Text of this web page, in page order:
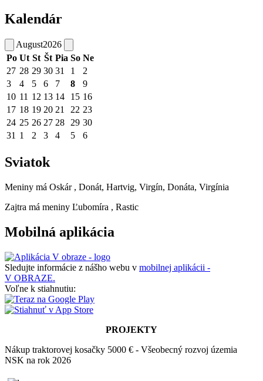
Kalendár
August2026
Po Ut St Št Pia So Ne
27 28 29 30 31 1
2
3
4 5 6 7 8
9
10 11 12 13 14 15 16
17 18 19 20 21 22 23
24 25 26 27 28 29 30
31 1 2 3 4 5 6
Sviatok
Meniny má Oskár , Donát, Hartvig, Virgín, Donáta, Virgínia
Zajtra má meniny Ľubomíra , Rastic
Mobilná aplikácia
Sledujte informácie z nášho webu v mobilnej aplikácii -
V OBRAZE.
Voľne k stiahnutiu:
PROJEKTY
Nákup traktorovej kosačky 5000 € - Všeobecný rozvoj územia
NSK na rok 2026